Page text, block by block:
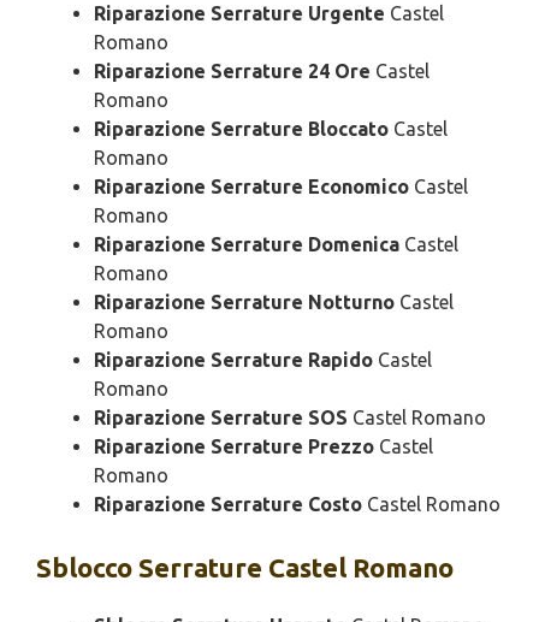
Riparazione Serrature Urgente Castel
Romano
Riparazione Serrature 24 Ore Castel
Romano
Riparazione Serrature Bloccato Castel
Romano
Riparazione Serrature Economico Castel
Romano
Riparazione Serrature Domenica Castel
Romano
Riparazione Serrature Notturno Castel
Romano
Riparazione Serrature Rapido Castel
Romano
Riparazione Serrature SOS Castel Romano
Riparazione Serrature Prezzo Castel
Romano
Riparazione Serrature Costo Castel Romano
Sblocco Serrature Castel Romano